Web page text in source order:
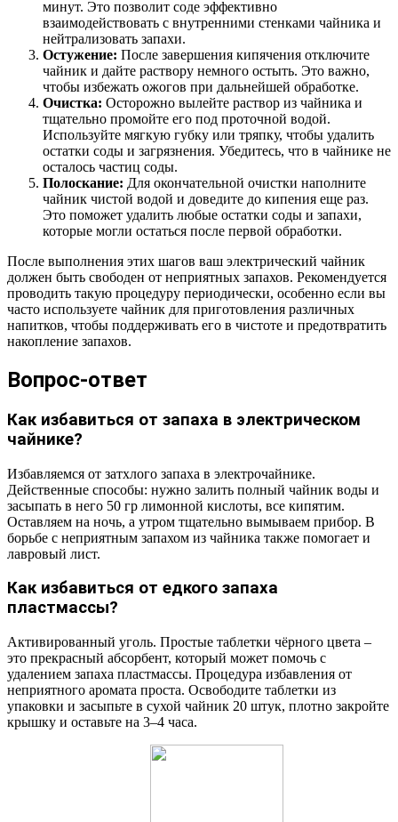
минут. Это позволит соде эффективно
взаимодействовать с внутренними стенками чайника и
нейтрализовать запахи.
Остужение: После завершения кипячения отключите
чайник и дайте раствору немного остыть. Это важно,
чтобы избежать ожогов при дальнейшей обработке.
Очистка: Осторожно вылейте раствор из чайника и
тщательно промойте его под проточной водой.
Используйте мягкую губку или тряпку, чтобы удалить
остатки соды и загрязнения. Убедитесь, что в чайнике не
осталось частиц соды.
Полоскание: Для окончательной очистки наполните
чайник чистой водой и доведите до кипения еще раз.
Это поможет удалить любые остатки соды и запахи,
которые могли остаться после первой обработки.
После выполнения этих шагов ваш электрический чайник
должен быть свободен от неприятных запахов. Рекомендуется
проводить такую процедуру периодически, особенно если вы
часто используете чайник для приготовления различных
напитков, чтобы поддерживать его в чистоте и предотвратить
накопление запахов.
Вопрос-ответ
Как избавиться от запаха в электрическом
чайнике?
Избавляемся от затхлого запаха в электрочайнике.
Действенные способы: нужно залить полный чайник воды и
засыпать в него 50 гр лимонной кислоты, все кипятим.
Оставляем на ночь, а утром тщательно вымываем прибор. В
борьбе с неприятным запахом из чайника также помогает и
лавровый лист.
Как избавиться от едкого запаха
пластмассы?
Активированный уголь. Простые таблетки чёрного цвета –
это прекрасный абсорбент, который может помочь с
удалением запаха пластмассы. Процедура избавления от
неприятного аромата проста. Освободите таблетки из
упаковки и засыпьте в сухой чайник 20 штук, плотно закройте
крышку и оставьте на 3–4 часа.